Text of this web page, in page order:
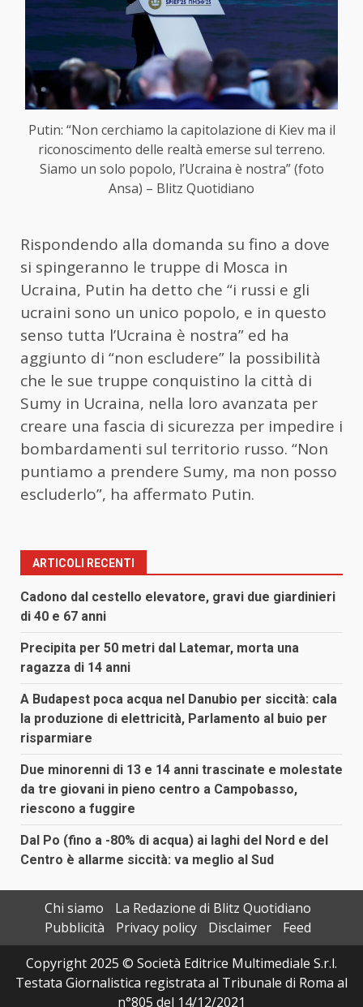
Putin: “Non cerchiamo la capitolazione di Kiev ma il
riconoscimento delle realtà emerse sul terreno.
Siamo un solo popolo, l’Ucraina è nostra” (foto
Ansa) – Blitz Quotidiano
Rispondendo alla domanda su fino a dove
si spingeranno le truppe di Mosca in
Ucraina, Putin ha detto che “i russi e gli
ucraini sono un unico popolo, e in questo
senso tutta l’Ucraina è nostra” ed ha
aggiunto di “non escludere” la possibilità
che le sue truppe conquistino la città di
Sumy in Ucraina, nella loro avanzata per
creare una fascia di sicurezza per impedire i
bombardamenti sul territorio russo. “Non
puntiamo a prendere Sumy, ma non posso
escluderlo”, ha affermato Putin.
ARTICOLI RECENTI
Cadono dal cestello elevatore, gravi due giardinieri
di 40 e 67 anni
Precipita per 50 metri dal Latemar, morta una
ragazza di 14 anni
A Budapest poca acqua nel Danubio per siccità: cala
la produzione di elettricità, Parlamento al buio per
risparmiare
Due minorenni di 13 e 14 anni trascinate e molestate
da tre giovani in pieno centro a Campobasso,
riescono a fuggire
Dal Po (fino a -80% di acqua) ai laghi del Nord e del
Centro è allarme siccità: va meglio al Sud
Chi siamo
La Redazione di Blitz Quotidiano
Pubblicità
Privacy policy Disclaimer
Feed
Copyright 2025 © Società Editrice Multimediale S.r.l.
Testata Giornalistica registrata al Tribunale di Roma al
n°805 del 14/12/2021